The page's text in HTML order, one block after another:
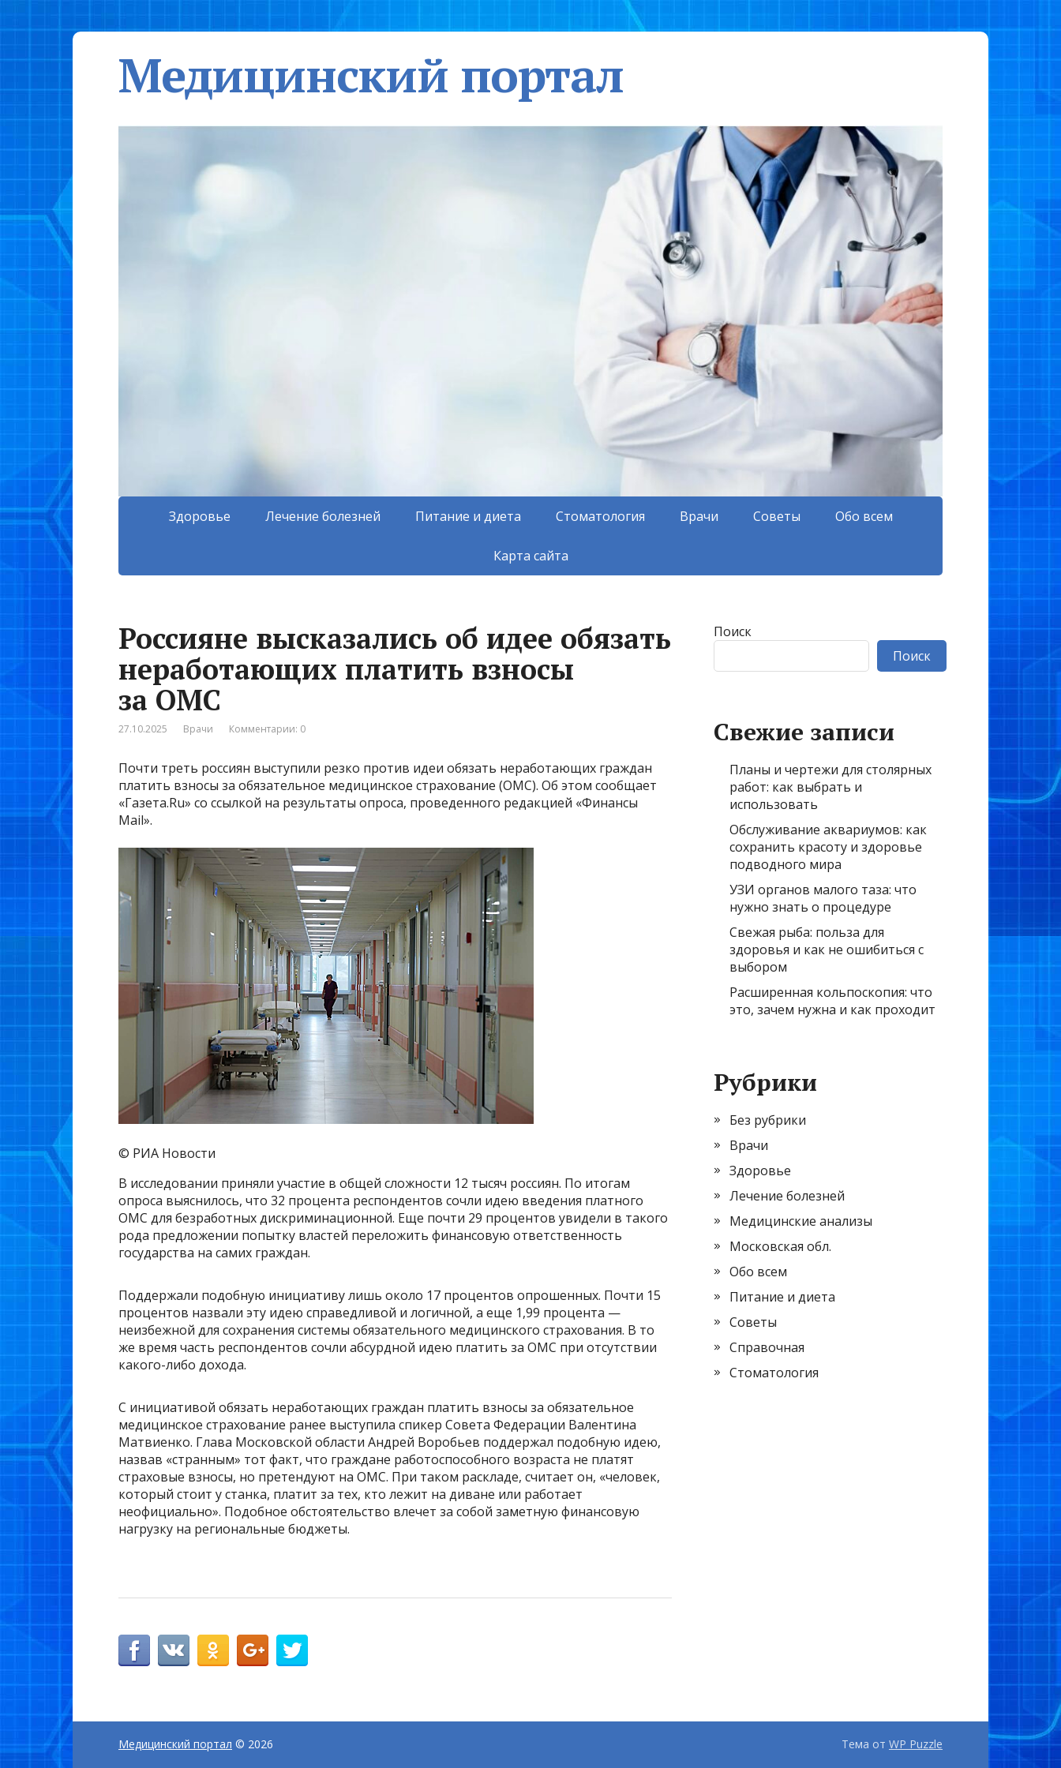
Медицинский портал
Здоровье Лечение болезней Питание и диета Стоматология Врачи Советы Обо всем
Карта сайта
Россияне высказались об идее обязать
неработающих платить взносы
за ОМС
27.10.2025 Врачи Комментарии: 0
Почти треть россиян выступили резко против идеи обязать неработающих граждан
платить взносы за обязательное медицинское страхование (ОМС). Об этом сообщает
«Газета.Ru» со ссылкой на результаты опроса, проведенного редакцией «Финансы
Mail».
© РИА Новости
В исследовании приняли участие в общей сложности 12 тысяч россиян. По итогам
опроса выяснилось, что 32 процента респондентов сочли идею введения платного
ОМС для безработных дискриминационной. Еще почти 29 процентов увидели в такого
рода предложении попытку властей переложить финансовую ответственность
государства на самих граждан.
Поддержали подобную инициативу лишь около 17 процентов опрошенных. Почти 15
процентов назвали эту идею справедливой и логичной, а еще 1,99 процента —
неизбежной для сохранения системы обязательного медицинского страхования. В то
же время часть респондентов сочли абсурдной идею платить за ОМС при отсутствии
какого-либо дохода.
С инициативой обязать неработающих граждан платить взносы за обязательное
медицинское страхование ранее выступила спикер Совета Федерации Валентина
Матвиенко. Глава Московской области Андрей Воробьев поддержал подобную идею,
назвав «странным» тот факт, что граждане работоспособного возраста не платят
страховые взносы, но претендуют на ОМС. При таком раскладе, считает он, «человек,
который стоит у станка, платит за тех, кто лежит на диване или работает
неофициально». Подобное обстоятельство влечет за собой заметную финансовую
нагрузку на региональные бюджеты.
Поиск
Поиск
Свежие записи
Планы и чертежи для столярных
работ: как выбрать и
использовать
Обслуживание аквариумов: как
сохранить красоту и здоровье
подводного мира
УЗИ органов малого таза: что
нужно знать о процедуре
Свежая рыба: польза для
здоровья и как не ошибиться с
выбором
Расширенная кольпоскопия: что
это, зачем нужна и как проходит
Рубрики
Без рубрики
Врачи
Здоровье
Лечение болезней
Медицинские анализы
Московская обл.
Обо всем
Питание и диета
Советы
Справочная
Стоматология
Медицинский портал © 2026 Тема от WP Puzzle